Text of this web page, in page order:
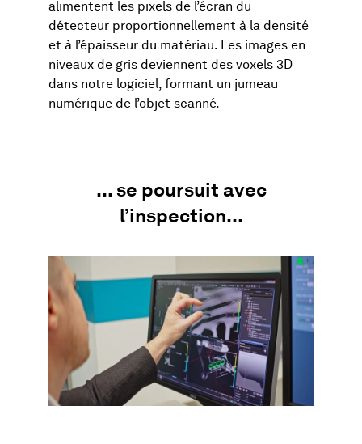
alimentent les pixels de l’écran du
détecteur proportionnellement à la densité
et à l’épaisseur du matériau. Les images en
niveaux de gris deviennent des voxels 3D
dans notre logiciel, formant un jumeau
numérique de l’objet scanné.
... se poursuit avec
l’inspection...